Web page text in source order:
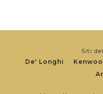
Siti
De' Longhi